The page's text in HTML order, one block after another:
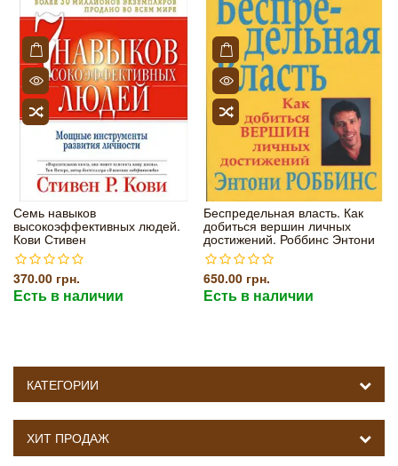
Семь навыков
высокоэффективных людей.
Кови Стивен
370.00 грн.
Есть в наличии
Беспредельная власть. Как
добиться вершин личных
достижений. Роббинс Энтони
650.00 грн.
Есть в наличии
КАТЕГОРИИ
ХИТ ПРОДАЖ